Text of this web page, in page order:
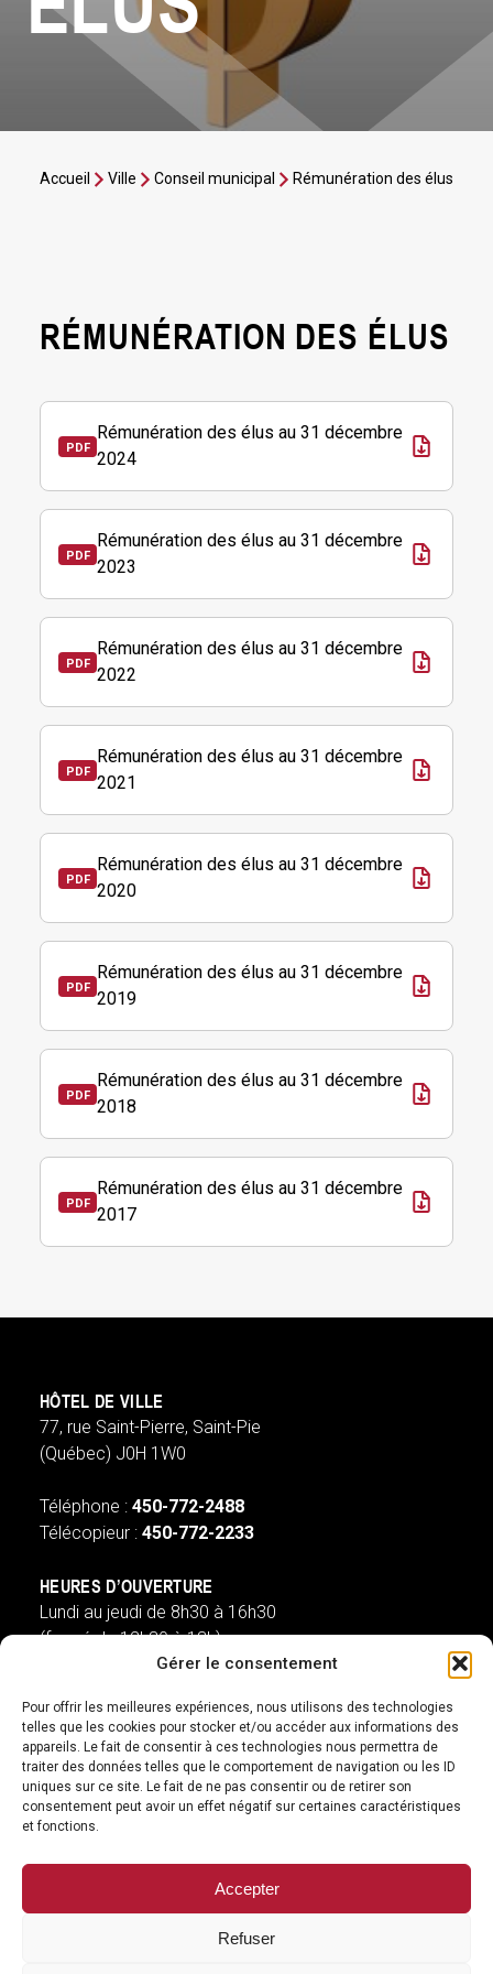
Gérer le consentement
Pour offrir les meilleures expériences, nous utilisons des technologies
telles que les cookies pour stocker et/ou accéder aux informations des
appareils. Le fait de consentir à ces technologies nous permettra de
traiter des données telles que le comportement de navigation ou les ID
uniques sur ce site. Le fait de ne pas consentir ou de retirer son
consentement peut avoir un effet négatif sur certaines caractéristiques
et fonctions.
Accepter
Refuser
Accueil Ville Conseil municipal Rémunération des élus
RÉMUNÉRATION DES ÉLUS
Rémunération des élus au 31 décembre
2024
Rémunération des élus au 31 décembre
2023
Rémunération des élus au 31 décembre
2022
Rémunération des élus au 31 décembre
2021
Rémunération des élus au 31 décembre
2020
Rémunération des élus au 31 décembre
2019
Rémunération des élus au 31 décembre
2018
Rémunération des élus au 31 décembre
2017
HÔTEL DE VILLE
77, rue Saint-Pierre, Saint-Pie
(Québec) J0H 1W0
Téléphone : 450-772-2488
Télécopieur : 450-772-2233
HEURES D’OUVERTURE
Lundi au jeudi de 8h30 à 16h30
(fermé de 12h30 à 13h)
Vendredi de 8h à 13h
st-pie@villest-pie.ca
SUIVEZ-NOUS
facebook googleplus